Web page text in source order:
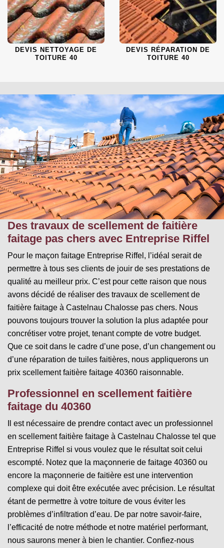
DEVIS NETTOYAGE DE
TOITURE 40
DEVIS RÉPARATION DE
TOITURE 40
Des travaux de scellement de faitière
faitage pas chers avec Entreprise Riffel
Pour le maçon faitage Entreprise Riffel, l’idéal serait de
permettre à tous ses clients de jouir de ses prestations de
qualité au meilleur prix. C’est pour cette raison que nous
avons décidé de réaliser des travaux de scellement de
faitière faitage à Castelnau Chalosse pas chers. Nous
pouvons toujours trouver la solution la plus adaptée pour
concrétiser votre projet, tenant compte de votre budget.
Que ce soit dans le cadre d’une pose, d’un changement ou
d’une réparation de tuiles faitières, nous appliquerons un
prix scellement faitière faitage 40360 raisonnable.
Professionnel en scellement faitière
faitage du 40360
Il est nécessaire de prendre contact avec un professionnel
en scellement faitière faitage à Castelnau Chalosse tel que
Entreprise Riffel si vous voulez que le résultat soit celui
escompté. Notez que la maçonnerie de faitage 40360 ou
encore la maçonnerie de faitière est une intervention
complexe qui doit être exécutée avec précision. Le résultat
étant de permettre à votre toiture de vous éviter les
problèmes d’infiltration d’eau. De par notre savoir-faire,
l’efficacité de notre méthode et notre matériel performant,
nous saurons mener à bien le chantier. Confiez-nous